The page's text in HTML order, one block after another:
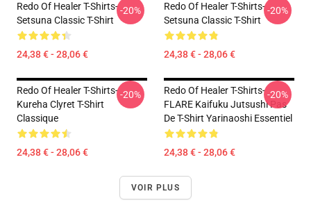
Redo Of Healer T-Shirts-
Setsuna Classic T-Shirt
24,38 € - 28,06 €
-20%
Redo Of Healer T-Shirts-
Setsuna Classic T-Shirt
24,38 € - 28,06 €
-20%
Redo Of Healer T-Shirts-
Kureha Clyret T-Shirt
Classique
24,38 € - 28,06 €
-20%
Redo Of Healer T-Shirts-
FLARE Kaifuku Jutsushi Pas
De T-Shirt Yarinaoshi Essentiel
24,38 € - 28,06 €
-20%
VOIR PLUS